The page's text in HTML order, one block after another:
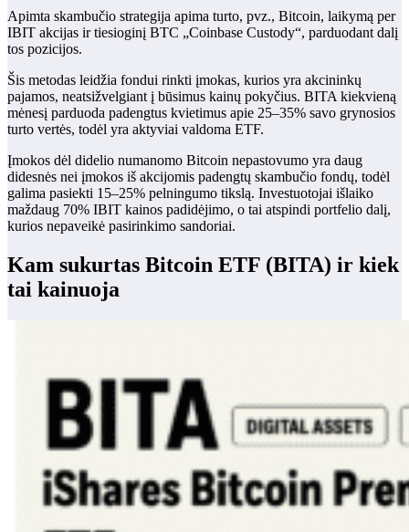
Apimta skambučio strategija apima turto, pvz., Bitcoin, laikymą per
IBIT akcijas ir tiesioginį BTC „Coinbase Custody“, parduodant dalį
tos pozicijos.
Šis metodas leidžia fondui rinkti įmokas, kurios yra akcininkų
pajamos, neatsižvelgiant į būsimus kainų pokyčius. BITA kiekvieną
mėnesį parduoda padengtus kvietimus apie 25–35% savo grynosios
turto vertės, todėl yra aktyviai valdoma ETF.
Įmokos dėl didelio numanomo Bitcoin nepastovumo yra daug
didesnės nei įmokos iš akcijomis padengtų skambučio fondų, todėl
galima pasiekti 15–25% pelningumo tikslą. Investuotojai išlaiko
maždaug 70% IBIT kainos padidėjimo, o tai atspindi portfelio dalį,
kurios nepaveikė pasirinkimo sandoriai.
Kam sukurtas Bitcoin ETF (BITA) ir kiek
tai kainuoja